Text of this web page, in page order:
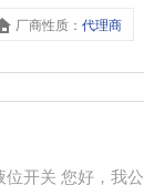
厂商性质：代理商
邦纳 ◇